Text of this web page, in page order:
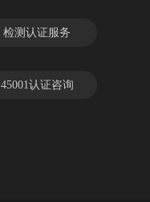
检测认证服务
45001认证咨询